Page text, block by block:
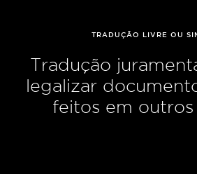
TRADUÇÃO LIVRE OU
Tradução
legalizar
feitos em outros